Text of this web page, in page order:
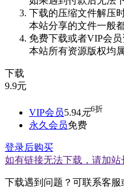
下载的压缩文件解压
本站分享的文件一般
免费下载或者VIP会
本站所有资源版权均
下载
9.9元
VIP会员5.94元6折
永久会员免费
登录后购买
如有链接无法下载，请加站
下载遇到问题？可联系客服